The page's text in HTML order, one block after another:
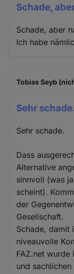
Schade,
Schade, aber
Ich habe
Tobias Seyb
Sehr
Sehr schade.
Dass
Alternative
sinnvoll (was
scheint).
der
Gesellschaft.
Schade, damit
niveauvolle
FAZ.net
und